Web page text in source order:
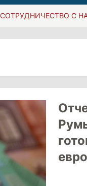
СОТРУДНИЧЕСТВО С
евро